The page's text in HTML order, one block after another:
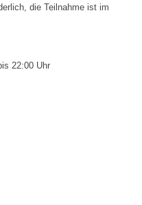
die Teilnahme ist im
22:00 Uhr